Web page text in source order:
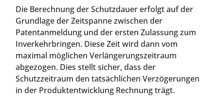
Die Berechnung der Schutzdauer erfolgt auf der
Grundlage der Zeitspanne zwischen der
Patentanmeldung und der ersten Zulassung zum
Inverkehrbringen. Diese Zeit wird dann vom
maximal möglichen Verlängerungszeitraum
abgezogen. Dies stellt sicher, dass der
Schutzzeitraum den tatsächlichen Verzögerungen
in der Produktentwicklung Rechnung trägt.